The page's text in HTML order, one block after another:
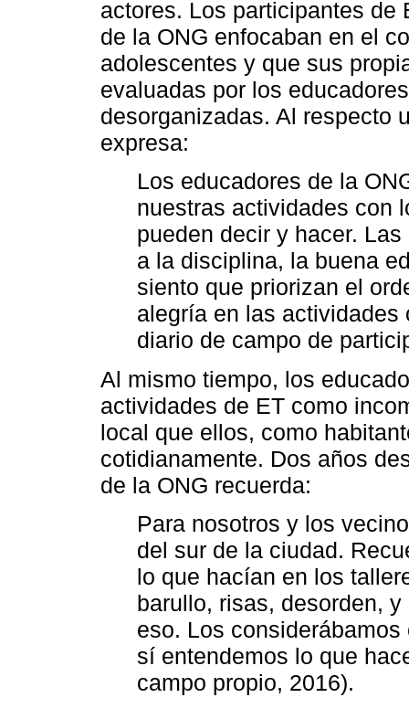
actores. Los participantes de
de la ONG enfocaban en el
adolescentes y que sus
evaluadas por los
desorganizadas. Al respecto
expresa:
Los educadores de la
nuestras actividades con
pueden decir y hacer.
a la disciplina, la buena
siento que priorizan el
alegría en las actividades
diario de campo de
Al mismo tiempo, los
actividades de ET como
local que ellos, como
cotidianamente. Dos años
de la ONG recuerda:
Para nosotros y los
del sur de la ciudad.
lo que hacían en los
barullo, risas, desorden,
eso. Los
sí entendemos lo que
campo propio, 2016).